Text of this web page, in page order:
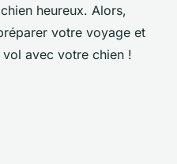
heureux. Alors,
votre voyage et
avec votre chien !